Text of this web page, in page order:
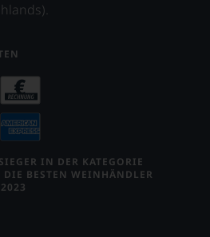
IN DER KATEGORIE
BESTEN WEINHÄNDLER